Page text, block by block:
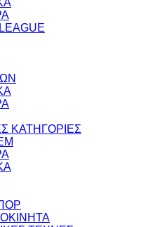
ΚΑΤΗΓΟΡΙΕΣ